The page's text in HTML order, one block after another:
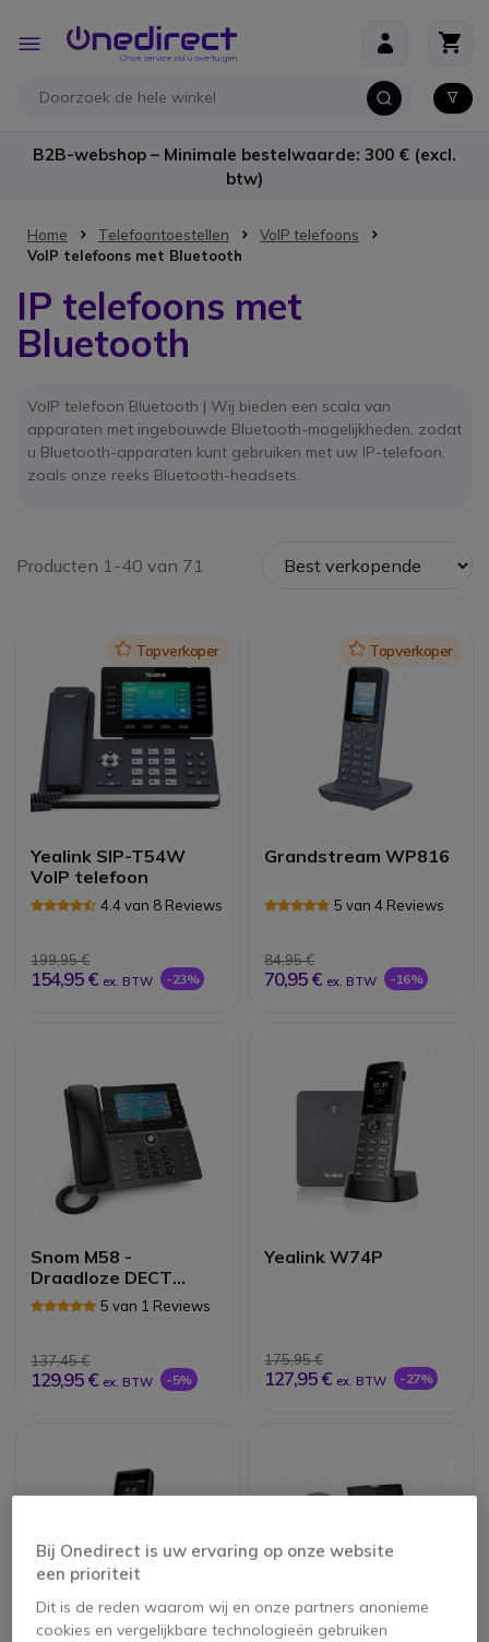
Toggle
Nav
B2B-webshop – Minimale bestelwaarde: 300 € (excl.
btw)
Home Telefoontoestellen
VoIP telefoons
VoIP telefoons met Bluetooth
IP telefoons met
Bluetooth
VoIP telefoon Bluetooth | Wij bieden een scala van
apparaten met ingebouwde Bluetooth-mogelijkheden, zodat
u Bluetooth-apparaten kunt gebruiken met uw IP-telefoon,
zoals onze reeks Bluetooth-headsets.
Producten 1-40 van 71
IconTopverkoper
Yealink SIP-T54W
VoIP telefoon
4.4 van 8 Reviews
199,95 €
154,95 € ex. BTW -23%
IconTopverkoper
Grandstream WP816
5 van 4 Reviews
84,95 €
70,95 € ex. BTW -16%
Snom M58 -
Draadloze DECT
telefoon5 van 1 Reviews
137,45 €
129,95 € ex. BTW -5%
Yealink W74P
175,95 €
127,95 € ex. BTW -27%
Bij Onedirect is uw ervaring op onze website
een prioriteit
Dit is de reden waarom wij en onze partners anonieme
cookies en vergelijkbare technologieën gebruiken